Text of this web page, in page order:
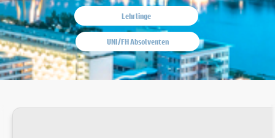
Lehrlinge
UNI/FH Absolventen